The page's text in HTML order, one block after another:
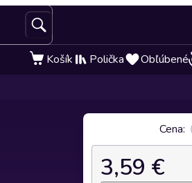
Košík Polička Obľúbené
Cena:
3,59 €